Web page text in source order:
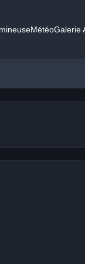
MétéoGalerie